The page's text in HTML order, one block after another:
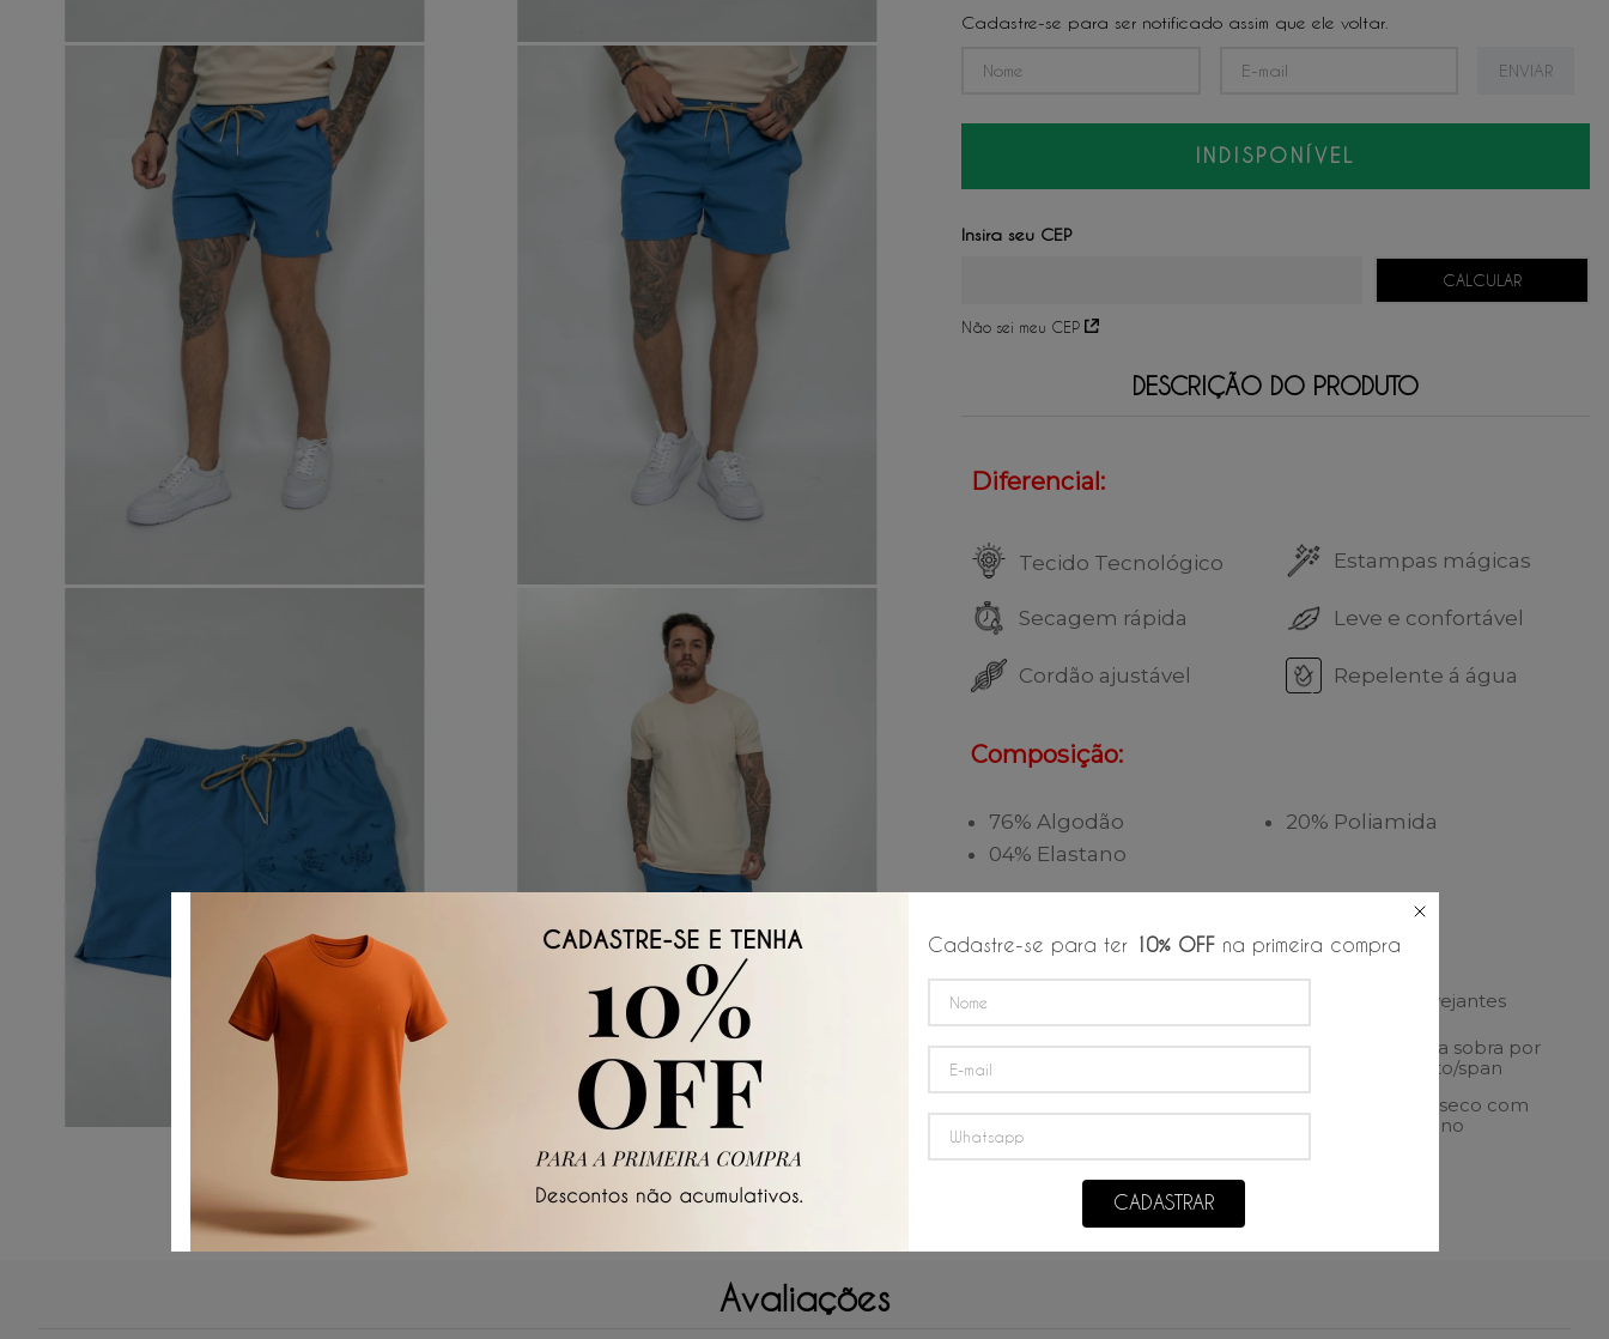
ENVIAR
INDISPONÍVEL
Não sei meu CEP
DESCRIÇÃO DO PRODUTO
Diferencial:
Tecido Tecnológico Estampas mágicas
Secagem rápida Leve e confortável
Cordão ajustável Repelente á água
Composição:
76% Algodão
20% Poliamida
04% Elastano
Proibido alvejantes
Secagem na sobra por
gotejamento/span
Lavagem à seco com
percloretileno
Avaliações
Cadastre-se para ter 10% OFFna primeira compra
CADASTRAR